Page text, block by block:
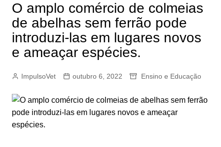
O amplo comércio de colmeias
de abelhas sem ferrão pode
introduzi-las em lugares novos
e ameaçar espécies.
ImpulsoVet outubro 6, 2022 Ensino e Educação